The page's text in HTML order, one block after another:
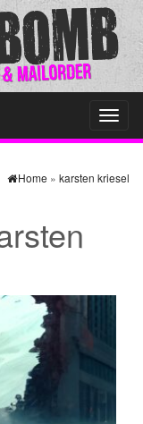
Home » karsten kriesel